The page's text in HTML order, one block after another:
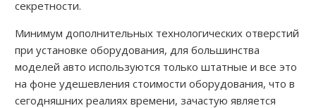
секретности.
Минимум дополнительных технологических отверстий
при установке оборудования, для большинства
моделей авто используются только штатные и все это
на фоне удешевления стоимости оборудования, что в
сегодняшних реалиях времени, зачастую является